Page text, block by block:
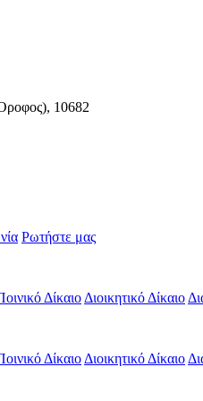
10682
Ρωτήστε μας
Δίκαιο Διοικητικό Δίκαιο
Δίκαιο Διοικητικό Δίκαιο